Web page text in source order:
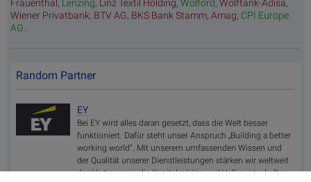
Frauenthal , Lenzing, Linz Textil Holding, Wolford, Wolftank-Adisa,
Wiener Privatbank, BTV AG, BKS Bank Stamm, Amag, CPI Europe
AG
Random Partner
EY
Bei EY wird alles daran gesetzt, dass die Welt besser
funktioniert. Dafür steht unser Anspruch „Building a better
working world“. Mit unserem umfassenden Wissen und
der Qualität unserer Dienstleistungen stärken wir weltweit
das Vertrauen in die Kapitalmärkte und Volkswirtschaften.